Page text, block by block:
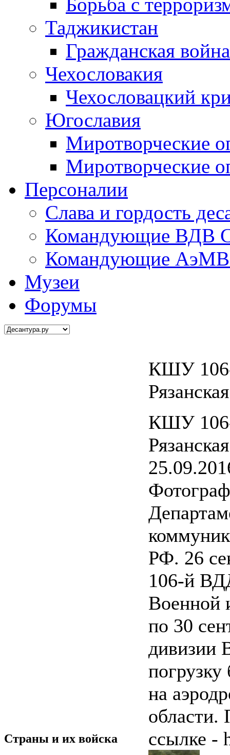
Таджикистан
Гражданская
Чехословакия
Чехословацкий
Югославия
Миротворческие
Миротворческие
Персоналии
Слава и гордость
Командующие ВДВ
Командующие АэМВ
Музеи
Форумы
Страны и их войска
КШУ
КШУ
РФ. 26
106-й
Военной
по 30
дивизии
на
области.
ссылке -